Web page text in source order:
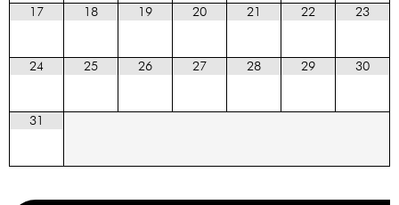
17 18 19 20 21 22 23
24 25 26 27 28 29 30
31